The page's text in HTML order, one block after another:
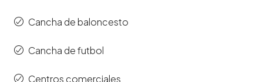
Cancha de baloncesto
Cancha de futbol
Centros comerciales